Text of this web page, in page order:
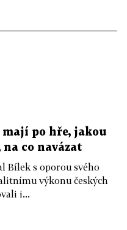
po hře, jakou
co navázat
Bílek s oporou svého
výkonu českých
i...